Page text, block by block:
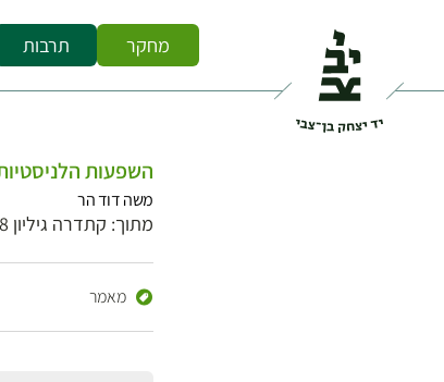
מחקר תרבות
השפעות
משה דוד הר
מתוך: קתדרה גיליון 8
מאמר